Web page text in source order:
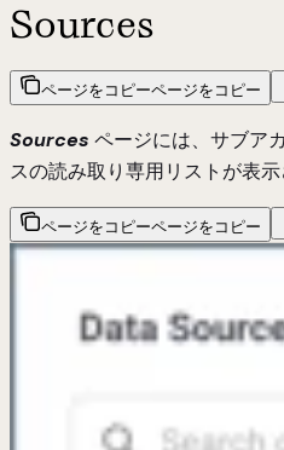
Sources
ページをコピーページをコピー
Sources ページには、サブア
スの読み取り専用リストが表示
ページをコピーページをコピー